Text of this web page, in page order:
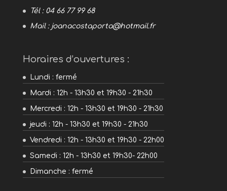
Tél : 04 66 77 99 68
Mail : joanacostaporta@hotmail.fr
Horaires d’ouvertures :
Lundi : fermé
Mardi : 12h - 13h30 et 19h30 - 21h30
Mercredi : 12h - 13h30 et 19h30 - 21h30
jeudi : 12h - 13h30 et 19h30 - 21h30
Vendredi : 12h - 13h30 et 19h30 - 22h00
Samedi : 12h - 13h30 et 19h30- 22h00
Dimanche : fermé